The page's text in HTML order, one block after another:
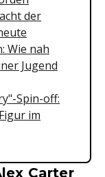
der
Wie nah
Jugend
Spin-off:
im
Carter